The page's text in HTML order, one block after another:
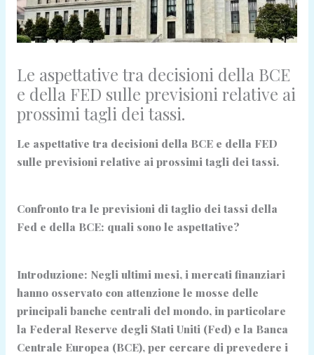
Le aspettative tra decisioni della BCE
e della FED sulle previsioni relative ai
prossimi tagli dei tassi.
Le aspettative tra decisioni della BCE e della FED
sulle previsioni relative ai prossimi tagli dei tassi.
Confronto tra le previsioni di taglio dei tassi della
Fed e della BCE: quali sono le aspettative?
Introduzione: Negli ultimi mesi, i mercati finanziari
hanno osservato con attenzione le mosse delle
principali banche centrali del mondo, in particolare
la Federal Reserve degli Stati Uniti (Fed) e la Banca
Centrale Europea (BCE), per cercare di prevedere i